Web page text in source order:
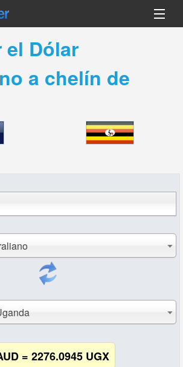
el Dólar
a chelín de
= 2276.0945 UGX